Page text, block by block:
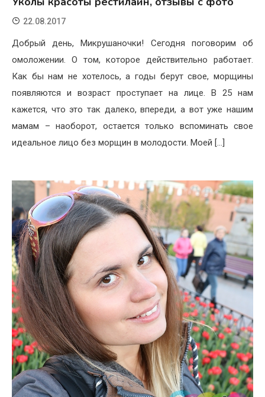
22.08.2017
Добрый день, Микрушаночки! Сегодня поговорим об
омоложении. О том, которое действительно работает.
Как бы нам не хотелось, а годы берут свое, морщины
появляются и возраст проступает на лице. В 25 нам
кажется, что это так далеко, впереди, а вот уже нашим
мамам – наоборот, остается только вспоминать свое
идеальное лицо без морщин в молодости. Моей […]